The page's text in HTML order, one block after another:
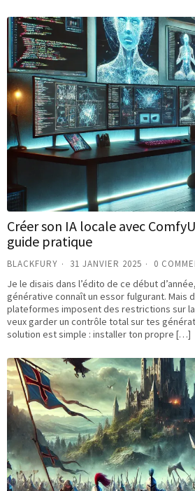
Créer son IA locale avec
guide pratique
BLACKFURY 31 JANVIER 2025 0
Je le disais dans l’édito de ce début
générative connaît un essor fulgurant. Mais
plateformes imposent des restrictions sur la
veux garder un contrôle total sur tes
solution est simple : installer ton propre […]